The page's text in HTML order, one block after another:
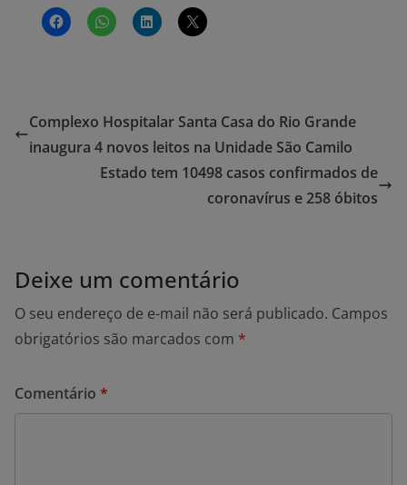
Complexo Hospitalar Santa Casa do Rio Grande
inaugura 4 novos leitos na Unidade São Camilo
Estado tem 10498 casos confirmados de
coronavírus e 258 óbitos
Deixe um comentário
O seu endereço de e-mail não será publicado. Campos
obrigatórios são marcados com *
Comentário *